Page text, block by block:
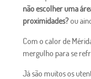
não escolher uma
proximidades?ou
Com o calor de
mergulho para se
Já são muitos os